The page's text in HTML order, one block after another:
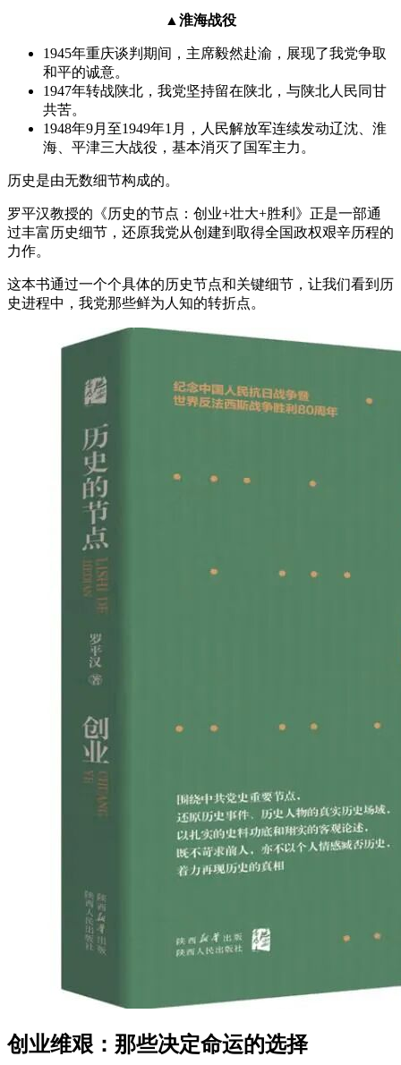
▲淮海战役
1945年重庆谈判期间，主席毅然赴渝，展现了我党争取
和平的诚意。
1947年转战陕北，我党坚持留在陕北，与陕北人民同甘
共苦。
1948年9月至1949年1月，人民解放军连续发动辽沈、淮
海、平津三大战役，基本消灭了国军主力。
历史是由无数细节构成的。
罗平汉教授的《历史的节点：创业+壮大+胜利》正是一部通
过丰富历史细节，还原我党从创建到取得全国政权艰辛历程的
力作。
这本书通过一个个具体的历史节点和关键细节，让我们看到历
史进程中，我党那些鲜为人知的转折点。
创业维艰：那些决定命运的选择